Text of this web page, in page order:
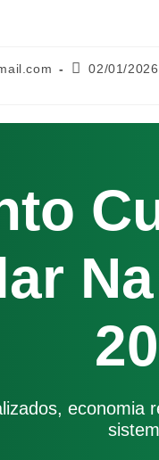
02/01/2026
economia